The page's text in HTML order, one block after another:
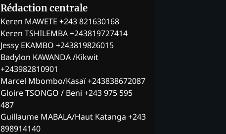
Rédaction centrale
Keren MAWETE +243 821630168
Keren TSHILEMBA +243819727414
Jessy EKAMBO +243819826015
Badylon KAWANDA /Kikwit
+243982810901
Marcel Mbombo/Kasaï +243838672087
Gloire TSONGO / Beni +243 975 595
487
Guillaume MABALA/Haut Katanga +243
898914140